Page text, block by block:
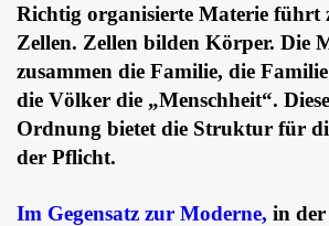
Richtig organisierte Materie führt
Zellen. Zellen bilden Körper. Die
zusammen die Familie, die
die Völker die „Menschheit“.
Ordnung bietet die Struktur für
der Pflicht.
Im Gegensatz zur Moderne, in der